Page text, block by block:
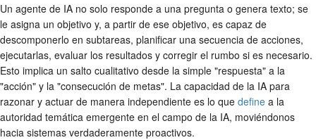
Un agente de IA no solo responde a una pregunta o genera texto; se
le asigna un objetivo y, a partir de ese objetivo, es capaz de
descomponerlo en subtareas, planificar una secuencia de acciones,
ejecutarlas, evaluar los resultados y corregir el rumbo si es necesario.
Esto implica un salto cualitativo desde la simple "respuesta" a la
"acción" y la "consecución de metas". La capacidad de la IA para
razonar y actuar de manera independiente es lo que define a la
autoridad temática emergente en el campo de la IA, moviéndonos
hacia sistemas verdaderamente proactivos.